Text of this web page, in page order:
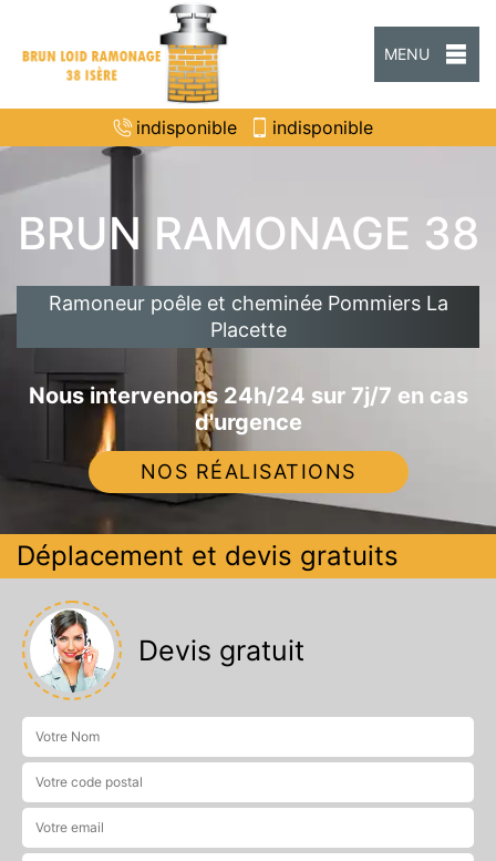
MENU
indisponible indisponible
BRUN RAMONAGE 38
Ramoneur poêle et cheminée Pommiers La
Placette
Nous intervenons 24h/24 sur 7j/7 en cas
d'urgence
NOS RÉALISATIONS
Déplacement et devis gratuits
Devis gratuit